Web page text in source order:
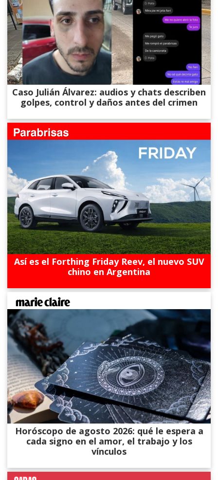
Caso Julián Álvarez: audios y chats describen
golpes, control y daños antes del crimen
Así es el Forthing Friday Reev, el nuevo SUV
chino en Argentina
Horóscopo de agosto 2026: qué le espera a
cada signo en el amor, el trabajo y los
vínculos